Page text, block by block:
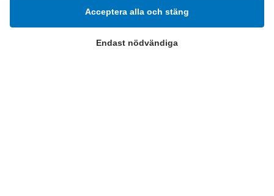
Endast nödvändiga
Acceptera alla och stäng